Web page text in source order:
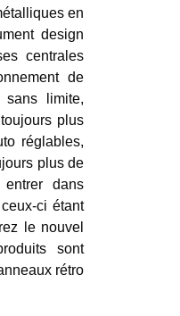
en
design
centrales
de
limite,
plus
réglables,
plus de
entrer dans
ci étant
le nouvel
sont
rétro